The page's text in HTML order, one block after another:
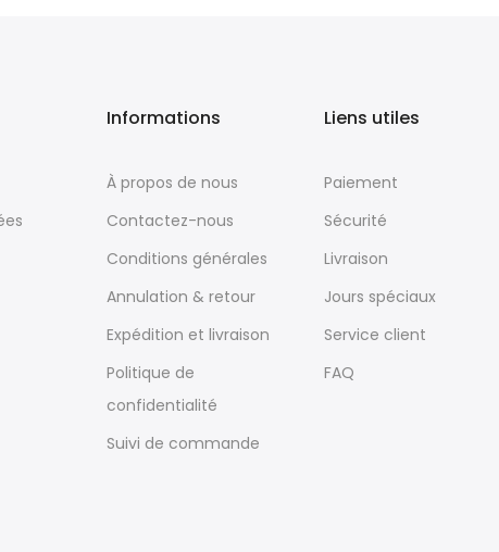
Informations
À propos de nous
Contactez-nous
Conditions générales
Annulation & retour
Expédition et livraison
Politique de
confidentialité
Suivi de commande
Liens utiles
Paiement
Sécurité
Livraison
Jours spéciaux
Service client
FAQ